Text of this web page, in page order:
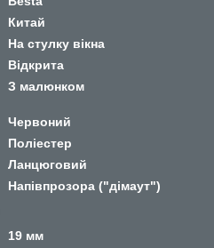
Китай
На стулку вікна
Відкрита
З малюнком
Червоний
Поліестер
Ланцюговий
Напівпрозора ("дімаут")
19 мм